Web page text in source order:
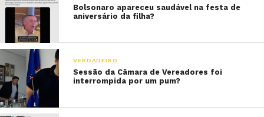
Bolsonaro apareceu saudável na festa de
aniversário da filha?
VERDADEIRO
Sessão da Câmara de Vereadores foi
interrompida por um pum?